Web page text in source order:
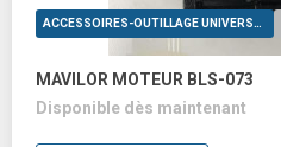
ACCESSOIRES-OUTILLAGE UNIVERSELS
MAVILOR MOTEUR BLS-073
Disponible dès maintenant